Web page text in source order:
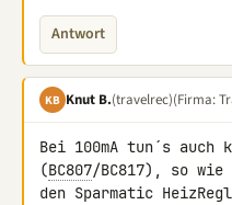
Antwort
KB Knut B.(travelrec)(Firma:
Bei 100mA tun´s
(BC807/BC817), so
den Sparmatic